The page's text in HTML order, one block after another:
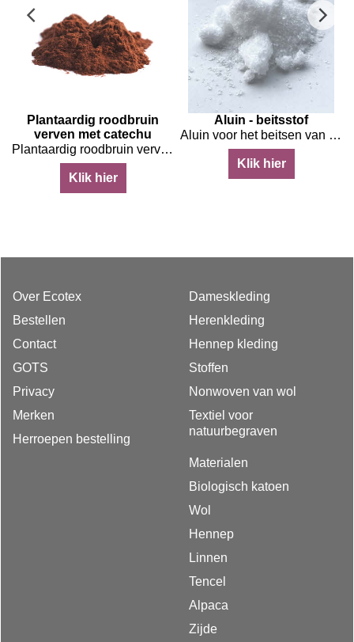
Plantaardig roodbruin
verven met catechu
Plantaardig roodbruin verven met catechu
Klik hier
Aluin - beitsstof
Aluin voor het beitsen van stof
Klik hier
Over Ecotex
Bestellen
Contact
GOTS
Privacy
Merken
Herroepen bestelling
Dameskleding
Herenkleding
Hennep kleding
Stoffen
Nonwoven van wol
Textiel voor
natuurbegraven
Materialen
Biologisch katoen
Wol
Hennep
Linnen
Tencel
Alpaca
Zijde